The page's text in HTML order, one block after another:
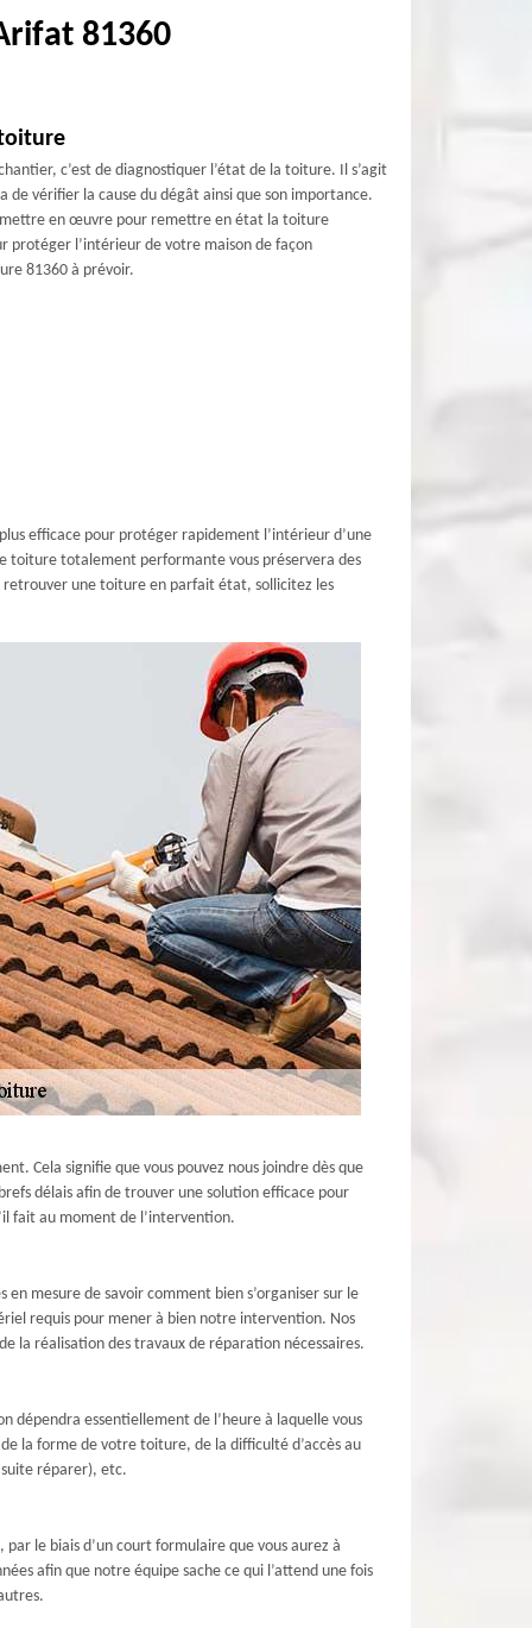
81360
c’est de diagnostiquer l’état de la toiture. Il s’agit
de vérifier la cause du dégât ainsi que son importance.
en œuvre pour remettre en état la toiture
protéger l’intérieur de votre maison de façon
81360 à prévoir.
efficace pour protéger rapidement l’intérieur d’une
toiture totalement performante vous préservera des
retrouver une toiture en parfait état, sollicitez les
Cela signifie que vous pouvez nous joindre dès que
délais afin de trouver une solution efficace pour
fait au moment de l’intervention.
mesure de savoir comment bien s’organiser sur le
requis pour mener à bien notre intervention. Nos
la réalisation des travaux de réparation nécessaires.
dépendra essentiellement de l’heure à laquelle vous
la forme de votre toiture, de la difficulté d’accès au
réparer), etc.
le biais d’un court formulaire que vous aurez à
afin que notre équipe sache ce qui l’attend une fois